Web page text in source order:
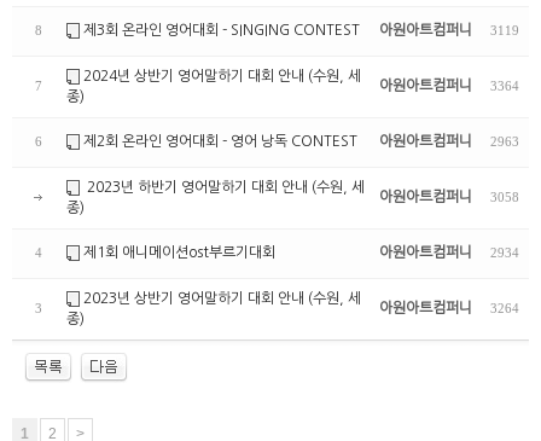
8 제3회 온라인 영어대회 - SINGING CONTEST 아원아트컴퍼니 3119
7
2024년 상반기 영어말하기 대회 안내 (수원, 세
종)
아원아트컴퍼니 3364
6 제2회 온라인 영어대회 - 영어 낭독 CONTEST 아원아트컴퍼니 2963
2023년 하반기 영어말하기 대회 안내 (수원, 세
종)
아원아트컴퍼니 3058
4 제1회 애니메이션ost부르기대회 아원아트컴퍼니 2934
3
2023년 상반기 영어말하기 대회 안내 (수원, 세
종)
아원아트컴퍼니 3264
1 2 >